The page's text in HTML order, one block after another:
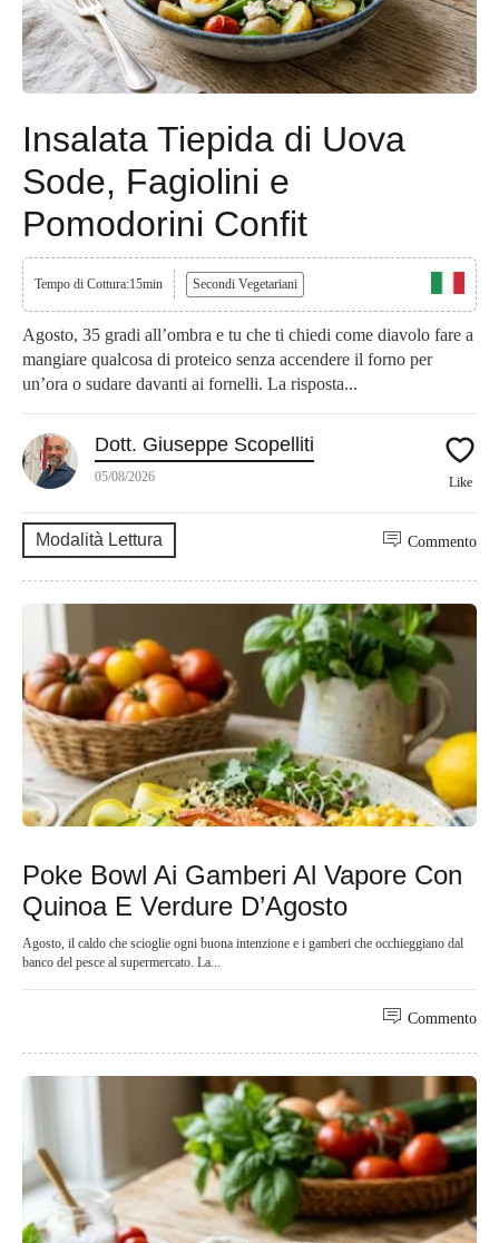
Insalata Tiepida di Uova
Sode, Fagiolini e
Pomodorini Confit
Tempo di Cottura:15min Secondi Vegetariani
Agosto, 35 gradi all’ombra e tu che ti chiedi come diavolo fare a
mangiare qualcosa di proteico senza accendere il forno per
un’ora o sudare davanti ai fornelli. La risposta...
Dott. Giuseppe Scopelliti
05/08/2026 Like
Modalità Lettura Commento
Poke Bowl Ai Gamberi Al Vapore Con
Quinoa E Verdure D’Agosto
Agosto, il caldo che scioglie ogni buona intenzione e i gamberi che occhieggiano dal
banco del pesce al supermercato. La...
Commento